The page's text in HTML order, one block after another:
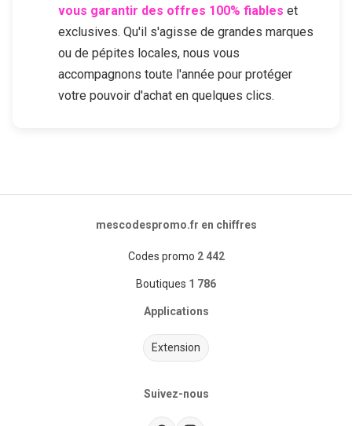
vous garantir des offres 100% fiables et
exclusives. Qu'il s'agisse de grandes marques
ou de pépites locales, nous vous
accompagnons toute l'année pour protéger
votre pouvoir d'achat en quelques clics.
mescodespromo.fr en chiffres
Codes promo 2 442
Boutiques 1 786
Applications
Extension
Suivez-nous